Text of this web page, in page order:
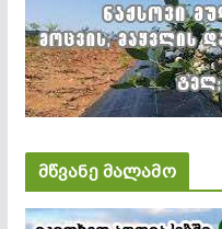
მწვანე მალამო